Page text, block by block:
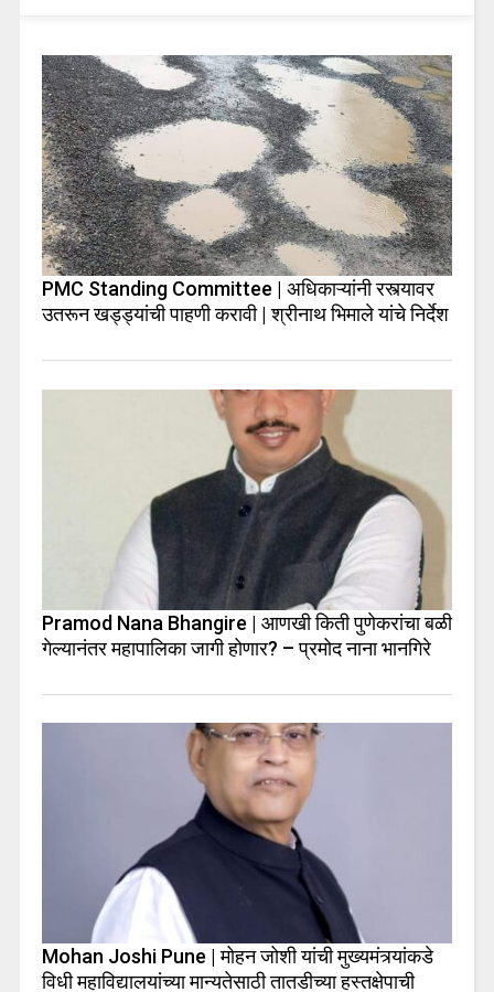
PMC Standing Committee | अधिकाऱ्यांनी रस्त्यावर
उतरून खड्ड्यांची पाहणी करावी | श्रीनाथ भिमाले यांचे निर्देश
Pramod Nana Bhangire | आणखी किती पुणेकरांचा बळी
गेल्यानंतर महापालिका जागी होणार? – प्रमोद नाना भानगिरे
Mohan Joshi Pune | मोहन जोशी यांची मुख्यमंत्र्यांकडे
विधी महाविद्यालयांच्या मान्यतेसाठी तातडीच्या हस्तक्षेपाची